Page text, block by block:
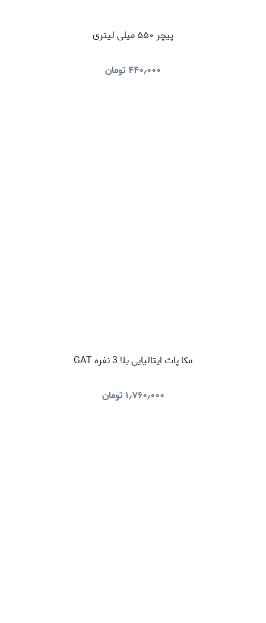
پیچر ۵۵۰ میلی لیتری
۴۴۰٫۰۰۰ تومان
مکا پات ایتالیایی بلا 3 نفره GAT
۱٫۷۶۰٫۰۰۰ تومان